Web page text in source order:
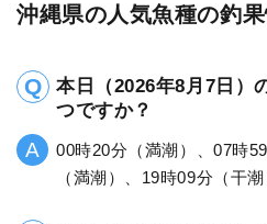
沖縄県の人気魚種の釣
本日（2026年8月7日）
つですか？
00時20分（満潮）、07時
（満潮）、19時09分（干潮